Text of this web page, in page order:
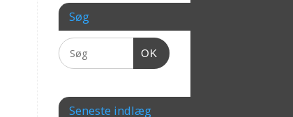
Søg
OK
Seneste indlæg